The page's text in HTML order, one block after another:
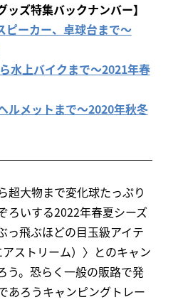
ッズ特集バックナンバー】
ピーカー、卓球台まで～
水上バイクまで～2021年春
ルメットまで～2020年秋冬
超大物まで変化球たっぷり
ろいする2022年春夏シーズ
っ飛ぶほどの目玉級アイテ
ストリーム）〉とのキャン
う。恐らく一般の販路で発
あろうキャンピングトレー